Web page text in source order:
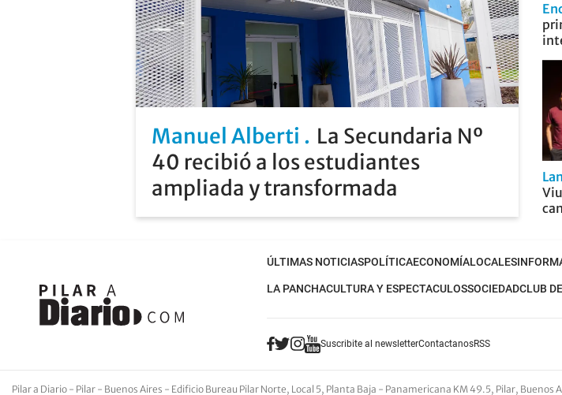
Manuel Alberti
La Secundaria Nº
40 recibió a los estudiantes
ampliada y transformada
ÚLTIMAS NOTICIASPOLÍTICAECONOMÍALOCALES
LA PANCHACULTURA Y ESPECTACULOSSOCIEDADCLUB
Suscribite al newsletterContactanosRSS
Pilar a Diario - Pilar - Buenos Aires - Edificio Bureau Pilar Norte, Local 5, Planta Baja - Panamericana KM 49.5, Pilar, Buenos